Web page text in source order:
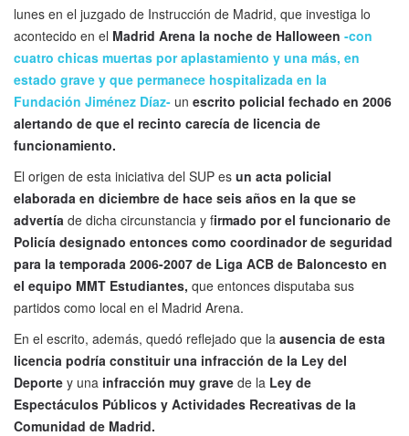
lunes en el juzgado de Instrucción de Madrid, que investiga lo
acontecido en el Madrid Arena la noche de Halloween -con
cuatro chicas muertas por aplastamiento y una más, en
estado grave y que permanece hospitalizada en la
Fundación Jiménez Díaz- un escrito policial fechado en 2006
alertando de que el recinto carecía de licencia de
funcionamiento.
El origen de esta iniciativa del SUP es un acta policial
elaborada en diciembre de hace seis años en la que se
advertía de dicha circunstancia y firmado por el funcionario de
Policía designado entonces como coordinador de seguridad
para la temporada 2006-2007 de Liga ACB de Baloncesto en
el equipo MMT Estudiantes, que entonces disputaba sus
partidos como local en el Madrid Arena.
En el escrito, además, quedó reflejado que la ausencia de esta
licencia podría constituir una infracción de la Ley del
Deporte y una infracción muy grave de la Ley de
Espectáculos Públicos y Actividades Recreativas de la
Comunidad de Madrid.